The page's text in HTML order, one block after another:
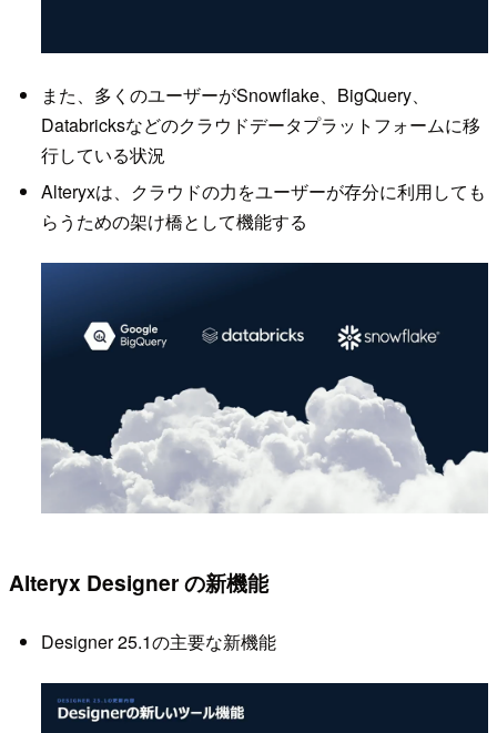
また、多くのユーザーがSnowflake、BigQuery、
Databricksなどのクラウドデータプラットフォームに移
行している状況
Alteryxは、クラウドの力をユーザーが存分に利用しても
らうための架け橋として機能する
Alteryx Designer の新機能
Designer 25.1の主要な新機能